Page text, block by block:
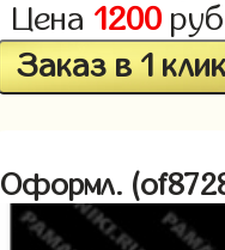
Цена 1200
Заказ в 1
Оформл.